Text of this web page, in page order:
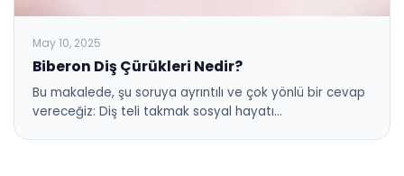
May 10, 2025
Biberon Diş Çürükleri Nedir?
Bu makalede, şu soruya ayrıntılı ve çok yönlü bir cevap
vereceğiz: Diş teli takmak sosyal hayatı…